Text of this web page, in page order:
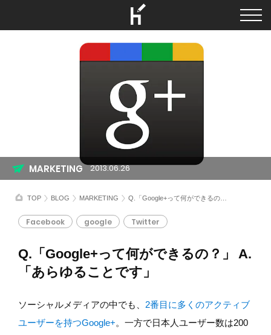
TOP BLOG MARKETING Q.「Google+って何ができるの？」 A.「あらゆることです」
Q.「Google+って何ができるの？」 A.
「あらゆることです」
Facebook google Twitter
MARKETING 2013.06.26
ソーシャルメディアの中でも、 2番目に多くのアクティブ
ユーザーを持つGoogle+。一方で日本人ユーザー数は200